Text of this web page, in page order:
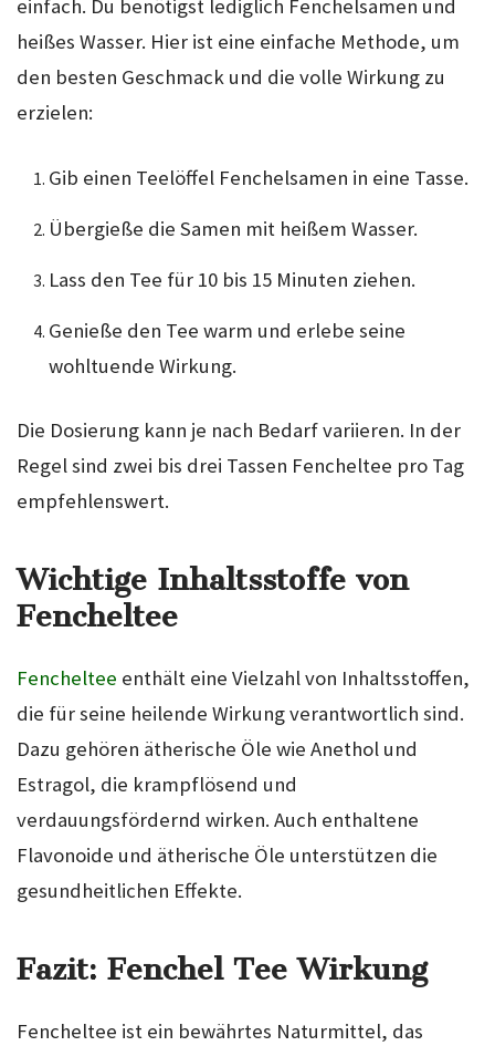
einfach. Du benötigst lediglich Fenchelsamen und
heißes Wasser. Hier ist eine einfache Methode, um
den besten Geschmack und die volle Wirkung zu
erzielen:
Gib einen Teelöffel Fenchelsamen in eine Tasse.
Übergieße die Samen mit heißem Wasser.
Lass den Tee für 10 bis 15 Minuten ziehen.
Genieße den Tee warm und erlebe seine
wohltuende Wirkung.
Die Dosierung kann je nach Bedarf variieren. In der
Regel sind zwei bis drei Tassen Fencheltee pro Tag
empfehlenswert.
Wichtige Inhaltsstoffe von
Fencheltee
Fencheltee enthält eine Vielzahl von Inhaltsstoffen,
die für seine heilende Wirkung verantwortlich sind.
Dazu gehören ätherische Öle wie Anethol und
Estragol, die krampflösend und
verdauungsfördernd wirken. Auch enthaltene
Flavonoide und ätherische Öle unterstützen die
gesundheitlichen Effekte.
Fazit: Fenchel Tee Wirkung
Fencheltee ist ein bewährtes Naturmittel, das